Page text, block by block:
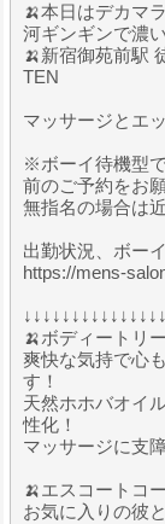
🍌本日はデカマ
河ギンギンで濃
🍌新宿御苑前駅
TEN
マッサージとエ
※ボーイ待機型
前のご予約をお
無指名の場合は
出勤状況、ボー
https://mens-
🍌ボディートリ
爽快な気持で心
す！
天然ホホバオイ
性化！
マッサージに支
🍌エスコートコ
お気に入りの彼